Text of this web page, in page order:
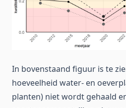
In bovenstaand figuur is te
hoeveelheid water- en
planten) niet wordt gehaald